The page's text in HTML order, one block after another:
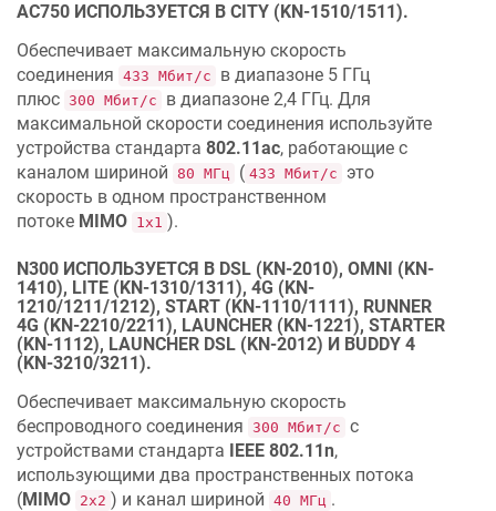
AC750 ИСПОЛЬЗУЕТСЯ В CITY (KN-1510/1511).
Обеспечивает максимальную скорость
соединения 433 Мбит/с
в диапазоне 5 ГГц
плюс 300 Мбит/с
в диапазоне 2,4 ГГц. Для
максимальной скорости соединения используйте
устройства стандарта 802.11aс, работающие с
каналом шириной 80 МГц ( 433 Мбит/с
это
скорость в одном пространственном
потоке MIMO 1x1 ).
N300 ИСПОЛЬЗУЕТСЯ В DSL (KN-2010), OMNI (KN-
1410), LITE (KN-1310/1311), 4G (KN-
1210/1211/1212), START (KN-1110/1111), RUNNER
4G (KN-2210/2211), LAUNCHER (KN-1221), STARTER
(KN-1112), LAUNCHER DSL (KN-2012) И BUDDY 4
(KN-3210/3211).
Обеспечивает максимальную скорость
беспроводного соединения 300 Мбит/c с
устройствами стандарта IEEE 802.11n,
использующими два пространственных потока
(MIMO 2x2 ) и канал шириной 40 МГц .